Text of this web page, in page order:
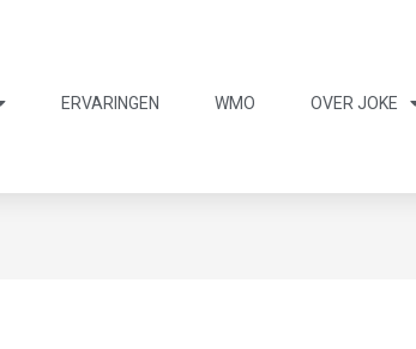
ERVARINGEN WMO OVER JOKE